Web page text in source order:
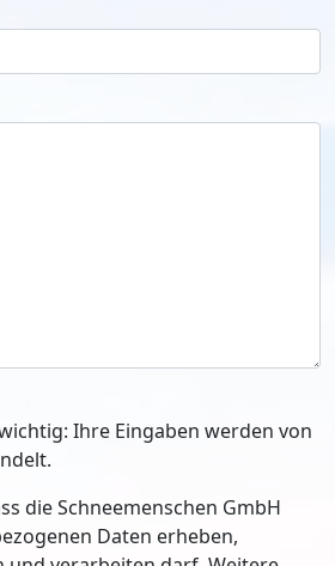
Ihre Eingaben werden von
die Schneemenschen GmbH
Daten erheben,